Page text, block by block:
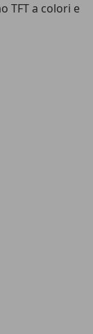
TFT a colori e